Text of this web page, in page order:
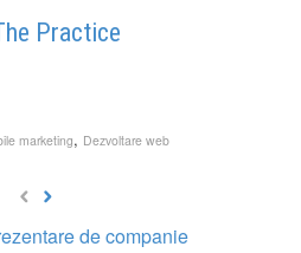
Practice
marketing, Dezvoltare web
de companie